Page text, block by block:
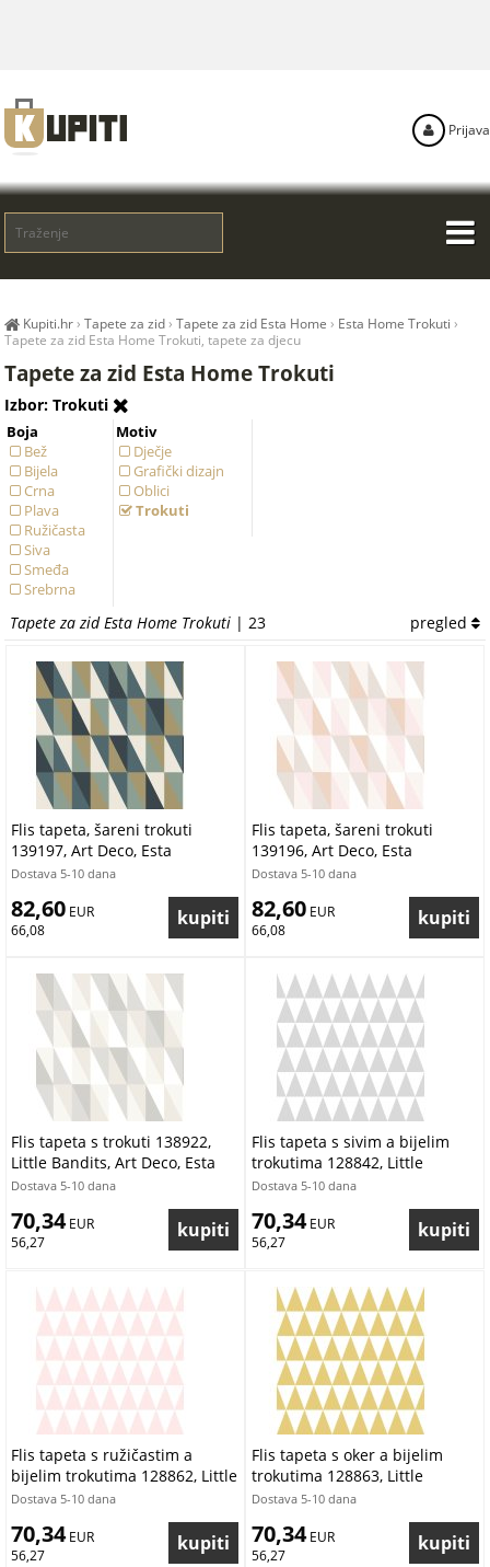
Kupiti.hr›Tapete za zid ›Tapete za zid Esta Home › Esta Home Trokuti ›
Tapete za zid Esta Home Trokuti, tapete za djecu
Tapete za zid Esta Home Trokuti
Izbor: Trokuti
Boja
Bež
Bijela
Crna
Plava
Ružičasta
Siva
Smeđa
Srebrna
Zelena
Žuta
Motiv
Dječje
Grafički dizajn
Oblici
Trokuti
Tapete za zid Esta Home Trokuti | 23 pregled
Flis tapeta, šareni trokuti
139197, Art Deco, Esta
Dostava 5-10 dana
82,60 EUR
66,08
Flis tapeta, šareni trokuti
139196, Art Deco, Esta
Dostava 5-10 dana
82,60 EUR
66,08
Flis tapeta s trokuti 138922,
Little Bandits, Art Deco, Esta
Dostava 5-10 dana
70,34 EUR
56,27
Flis tapeta s sivim a bijelim
trokutima 128842, Little
Bandits, Esta
Dostava 5-10 dana
70,34 EUR
56,27
Flis tapeta s ružičastim a
bijelim trokutima 128862, Little
Bandits, Esta
Dostava 5-10 dana
70,34 EUR
56,27
Flis tapeta s oker a bijelim
trokutima 128863, Little
Bandits, Esta
Dostava 5-10 dana
70,34 EUR
56,27
Prijava